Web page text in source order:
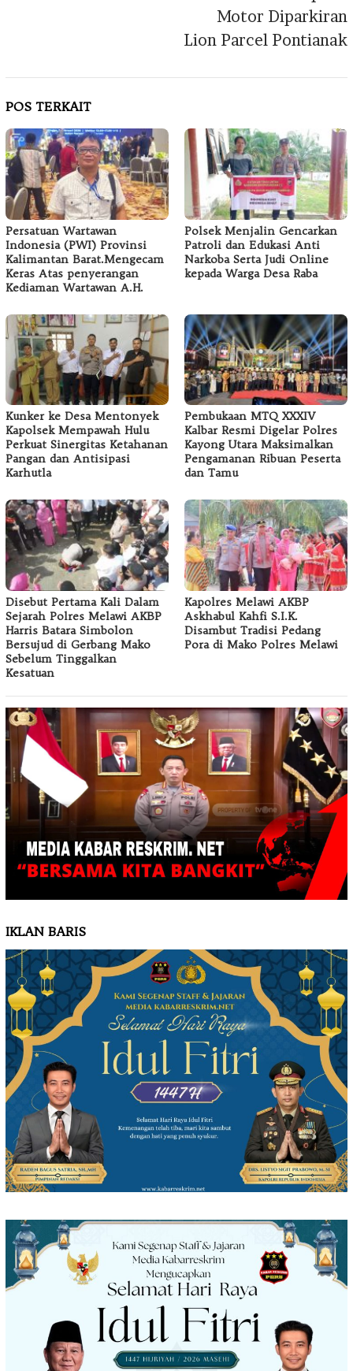
Motor Diparkiran
Lion Parcel Pontianak
POS TERKAIT
Persatuan Wartawan
Indonesia (PWI) Provinsi
Kalimantan Barat.Mengecam
Keras Atas penyerangan
Kediaman Wartawan A.H.
Polsek Menjalin Gencarkan
Patroli dan Edukasi Anti
Narkoba Serta Judi Online
kepada Warga Desa Raba
Kunker ke Desa Mentonyek
Kapolsek Mempawah Hulu
Perkuat Sinergitas Ketahanan
Pangan dan Antisipasi
Karhutla
Pembukaan MTQ XXXIV
Kalbar Resmi Digelar Polres
Kayong Utara Maksimalkan
Pengamanan Ribuan Peserta
dan Tamu
Disebut Pertama Kali Dalam
Sejarah Polres Melawi AKBP
Harris Batara Simbolon
Bersujud di Gerbang Mako
Sebelum Tinggalkan
Kesatuan
Kapolres Melawi AKBP
Askhabul Kahfi S.I.K.
Disambut Tradisi Pedang
Pora di Mako Polres Melawi
IKLAN BARIS